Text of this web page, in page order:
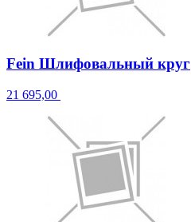
Fein Шлифовальный круг
21 695,00